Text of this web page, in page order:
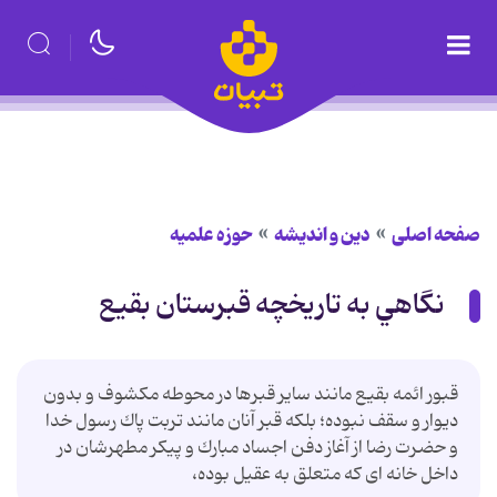
صفحه اصلی دین و اندیشه حوزه علمیه
نگاهي به تاريخچه قبرستان بقيع
قبور ائمه بقيع مانند ساير قبرها در محوطه مكشوف و بدون
ديوار و سقف نبوده؛ بلكه قبر آنان مانند تربت پاك رسول خدا
و حضرت رضا از آغاز دفن اجساد مبارك و پيكر مطهرشان در
داخل خانه اى كه متعلق به عقيل بوده،